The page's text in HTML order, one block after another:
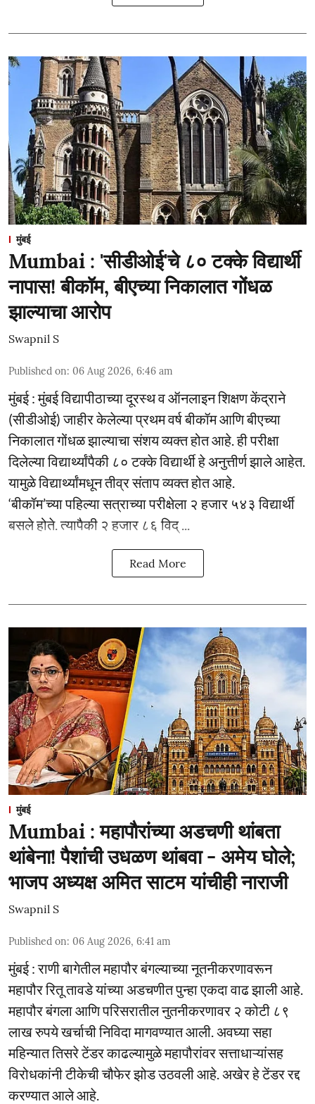
मुंबई
Mumbai : 'सीडीओई'चे ८० टक्के विद्यार्थी
नापास! बीकॉम, बीएच्या निकालात गोंधळ
झाल्याचा आरोप
Swapnil S
Published on: 06 Aug 2026, 6:46 am
मुंबई : मुंबई विद्यापीठाच्या दूरस्थ व ऑनलाइन शिक्षण केंद्राने
(सीडीओई) जाहीर केलेल्या प्रथम वर्ष बीकॉम आणि बीएच्या
निकालात गोंधळ झाल्याचा संशय व्यक्त होत आहे. ही परीक्षा
दिलेल्या विद्यार्थ्यांपैकी ८० टक्के विद्यार्थी हे अनुत्तीर्ण झाले आहेत.
यामुळे विद्यार्थ्यांमधून तीव्र संताप व्यक्त होत आहे.
‘बीकॉम’च्या पहिल्या सत्राच्या परीक्षेला २ हजार ५४३ विद्यार्थी
बसले होते. त्यापैकी २ हजार ८६ विद् ...
Read More
मुंबई
Mumbai : महापौरांच्या अडचणी थांबता
थांबेना! पैशांची उधळण थांबवा - अमेय घोले;
भाजप अध्यक्ष अमित साटम यांचीही नाराजी
Swapnil S
Published on: 06 Aug 2026, 6:41 am
मुंबई : राणी बागेतील महापौर बंगल्याच्या नूतनीकरणावरून
महापौर रितू तावडे यांच्या अडचणीत पुन्हा एकदा वाढ झाली आहे.
महापौर बंगला आणि परिसरातील नुतनीकरणावर २ कोटी ८९
लाख रुपये खर्चाची निविदा मागवण्यात आली. अवघ्या सहा
महिन्यात तिसरे टेंडर काढल्यामुळे महापौरांवर सत्ताधाऱ्यांसह
विरोधकांनी टीकेची चौफेर झोड उठवली आहे. अखेर हे टेंडर रद्द
करण्यात आले आहे.